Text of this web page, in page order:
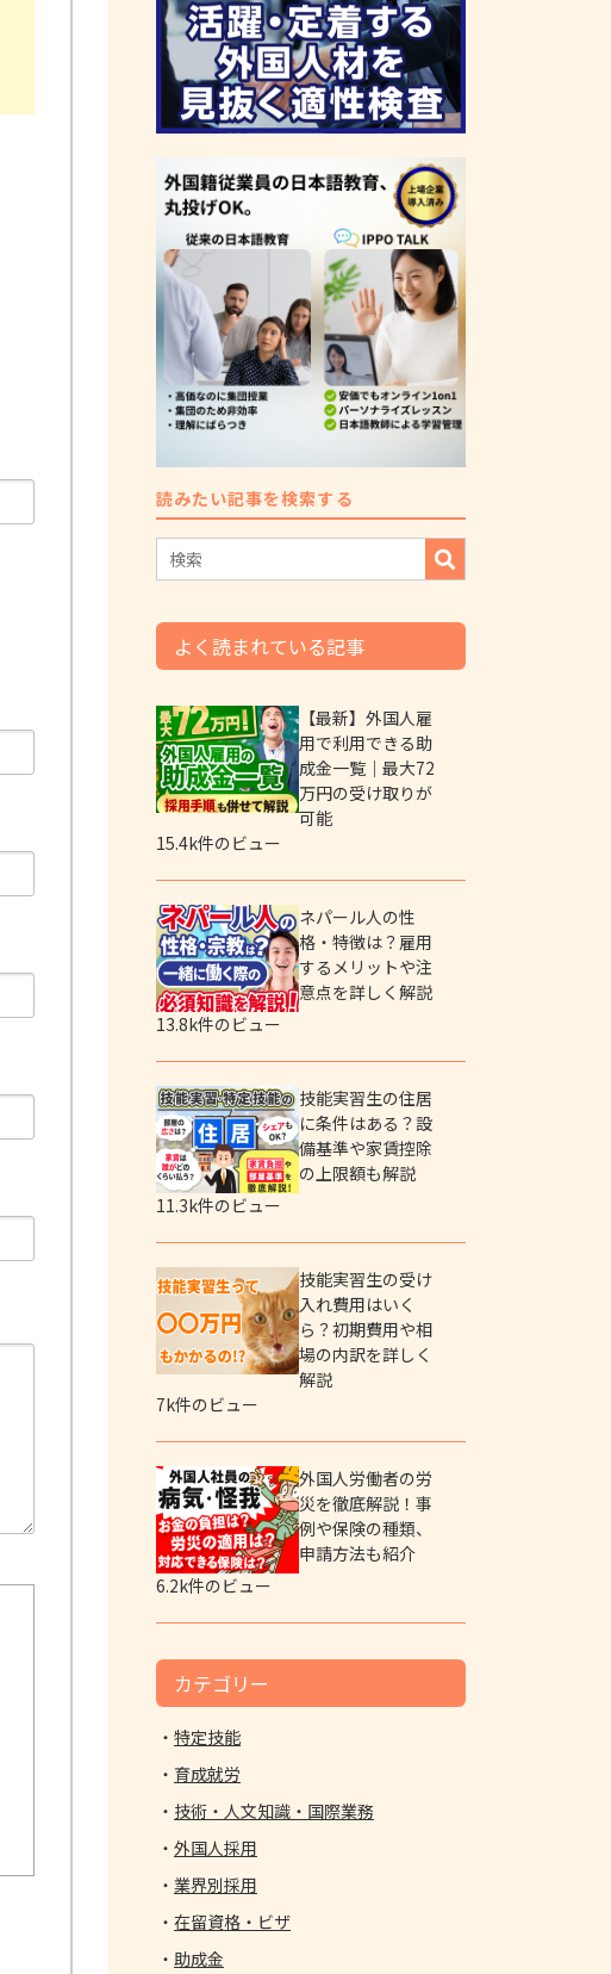
読みたい記事を検索する
よく読まれている記事
【最新】外国人雇
用で利用できる助
成金一覧｜最大72
万円の受け取りが
可能
15.4k件のビュー
ネパール人の性
格・特徴は？雇用
するメリットや注
意点を詳しく解説
13.8k件のビュー
技能実習生の住居
に条件はある？設
備基準や家賃控除
の上限額も解説
11.3k件のビュー
技能実習生の受け
入れ費用はいく
ら？初期費用や相
場の内訳を詳しく
解説
7k件のビュー
外国人労働者の労
災を徹底解説！事
例や保険の種類、
申請方法も紹介
6.2k件のビュー
カテゴリー
特定技能
育成就労
技術・人文知識・国際業務
外国人採用
業界別採用
在留資格・ビザ
助成金